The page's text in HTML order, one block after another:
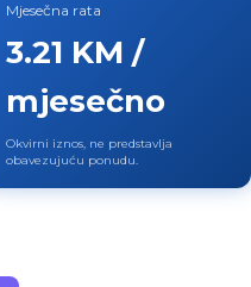
Mjesečna rata
3.21 KM /
mjesečno
Okvirni iznos, ne predstavlja
obavezujuću ponudu.